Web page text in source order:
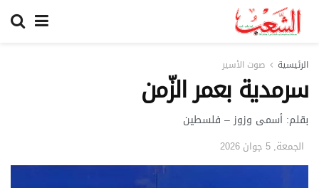
الرئيسية صوت الأسير
سرمدية بعمر الزّمن
بقلم: أسمى وزوز – فلسطين
الجمعة, 5 جوان 2026